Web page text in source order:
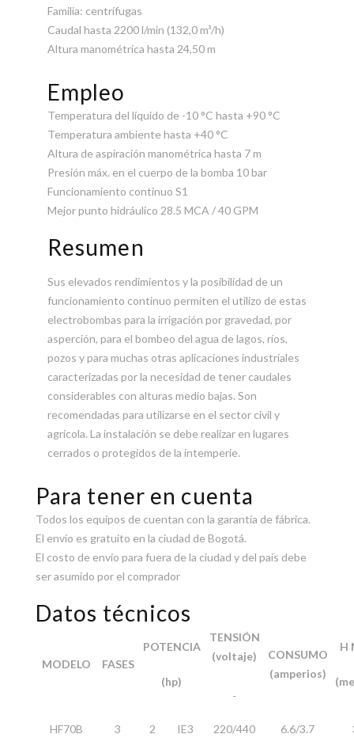
Familia: centrífugas
Caudal hasta 2200 l/min (132,0 m³/h)
Altura manométrica hasta 24,50 m
Empleo
Temperatura del líquido de -10 °C hasta +90 °C
Temperatura ambiente hasta +40 °C
Altura de aspiración manométrica hasta 7 m
Presión máx. en el cuerpo de la bomba 10 bar
Funcionamiento continuo S1
Mejor punto hidráulico 28.5 MCA / 40 GPM
Resumen
Sus elevados rendimientos y la posibilidad de un
funcionamiento continuo permiten el utilizo de estas
electrobombas para la irrigación por gravedad, por
asperción, para el bombeo del agua de lagos, ríos,
pozos y para muchas otras aplicaciones industriales
caracterizadas por la necesidad de tener caudales
considerables con alturas medio bajas. Son
recomendadas para utilizarse en el sector civil y
agrícola. La instalación se debe realizar en lugares
cerrados o protegidos de la intemperie.
Para tener en cuenta
Todos los equipos de cuentan con la garantía de fábrica.
El envío es gratuito en la ciudad de Bogotá.
El costo de envío para fuera de la ciudad y del país debe
ser asumido por el comprador
Datos técnicos
MODELO FASES
POTENCIA
(hp)
TENSIÓN
(voltaje)
CONSUMO
(amperios)
H
HF70B 3 2 IE3 220/440 6.6/3.7